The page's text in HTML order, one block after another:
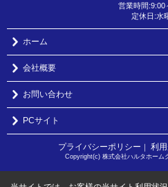
営業時間:9:00
定休日:水
ホーム
会社概要
お問い合わせ
PCサイト
プライバシーポリシー ｜ 利
Copyright(c) 株式会社ハルタホーム